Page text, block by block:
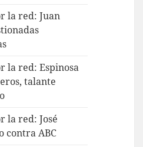
la red: Juan
la red: Espinosa
talante
la red: José
contra ABC